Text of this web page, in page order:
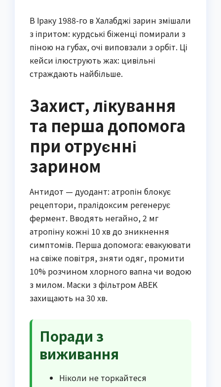
В Іраку 1988-го в Халабджі зарин змішали
з іпритом: курдські біженці помирали з
піною на губах, очі виповзали з орбіт. Ці
кейси ілюструють жах: цивільні
страждають найбільше.
Захист, лікування
та перша допомога
при отруєнні
зарином
Антидот — дуодант: атропін блокує
рецептори, пралідоксим регенерує
фермент. Вводять негайно, 2 мг
атропіну кожні 10 хв до зникнення
симптомів. Перша допомога: евакуювати
на свіже повітря, зняти одяг, промити
10% розчином хлорного вапна чи водою
з милом. Маски з фільтром ABEK
захищають на 30 хв.
Поради з
виживання
Ніколи не торкайтеся